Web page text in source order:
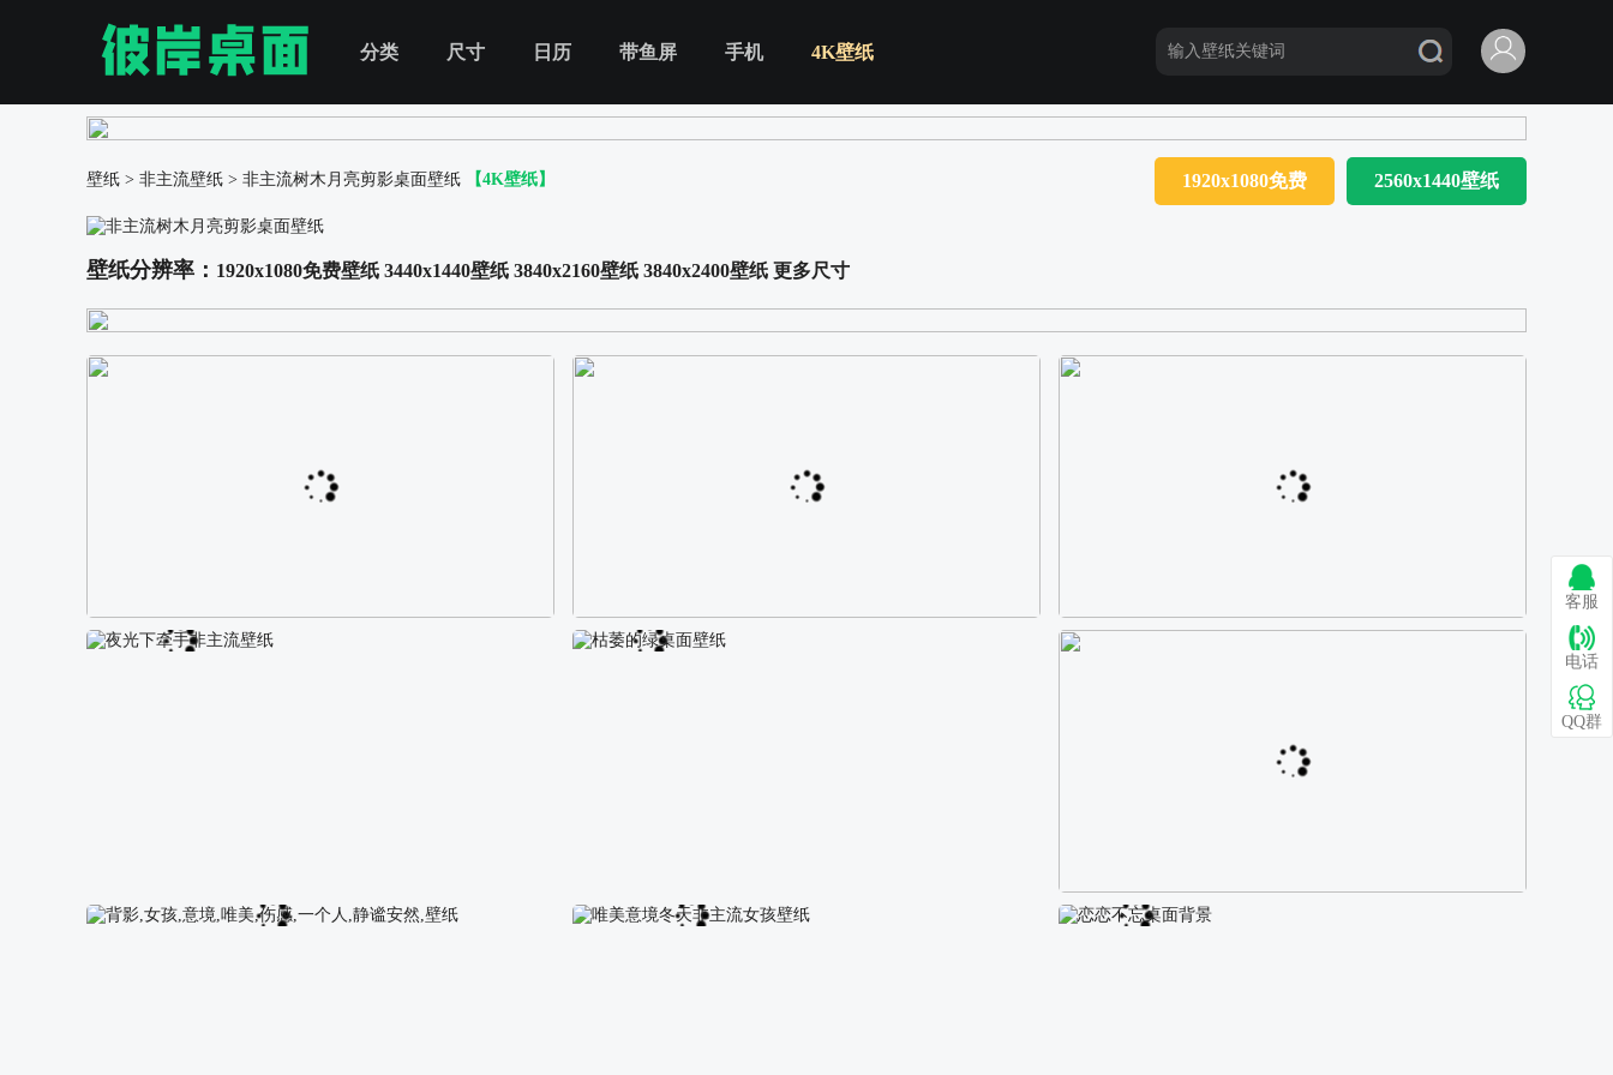
分类 尺寸 日历 带鱼屏 手机 4K壁纸
壁纸 > 非主流壁纸 > 非主流树木月亮剪影桌面壁纸 【4K壁纸】 1920x1080免费 2560x1440壁纸
壁纸分辨率： 1920x1080免费壁纸 3440x1440壁纸 3840x2160壁纸 3840x2400壁纸 更多尺寸
阿尔卑斯山区自然风景壁纸 校园长发可爱美女4K电脑壁纸 巴图 古风白衣女孩骑马壁纸
夜光下牵手非主流壁纸 枯萎的绿桌面壁纸
客服
电话
QQ群